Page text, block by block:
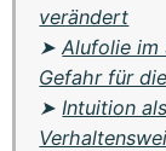
verändert
➤Alufolie im
Gefahr für
➤ Intuition